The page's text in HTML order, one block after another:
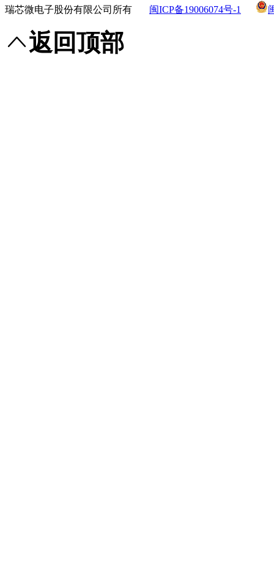
瑞芯微电子股份有限公司所有 闽ICP备19006074号-1
返回顶部